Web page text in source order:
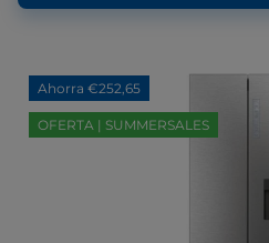
Ahorra €252,65
OFERTA | SUMMERSALES